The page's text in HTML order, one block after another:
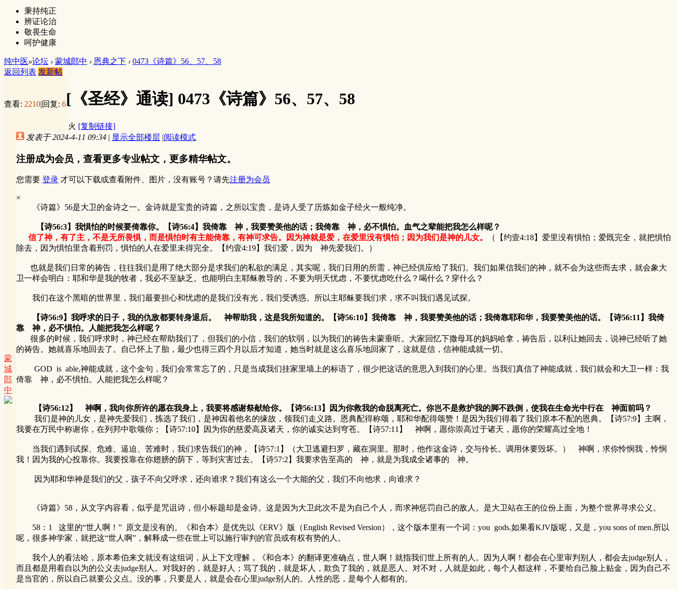
秉持纯正
辨证论治
敬畏生命
呵护健康
纯中医»论坛 › 蒙城郎中 › 恩典之下 › 0473《诗篇》56、57、58
返回列表 发新帖
查看: 2210|回复: 6[《圣经》通读] 0473《诗篇》56、57、58
火 [复制链接]
蒙
城
郎
中
发表于 2024-4-11 09:34 | 显示全部楼层 |阅读模式
注册成为会员，查看更多专业帖文，更多精华帖文。
您需要 登录 才可以下载或查看附件、图片，没有账号？请先注册为会员
×
《诗篇》56是大卫的金诗之一。金诗就是宝贵的诗篇，之所以宝贵，是诗人受了历炼如金子经火一般纯净。
【诗56:3】我惧怕的时候要倚靠你。【诗56:4】我倚靠 神，我要赞美他的话；我倚靠 神，必不惧怕。血气之辈能把我怎么样呢？
信了神，有了主，不是无所畏惧，而是惧怕时有主能倚靠，有神可求告。因为神就是爱，在爱里没有惧怕；因为我们是神的儿女。
（【约壹4:18】爱里没有惧怕；爱既完全，就把惧怕
除去，因为惧怕里含着刑罚，惧怕的人在爱里未得完全。【约壹4:19】我们爱，因为 神先爱我们。）
也就是我们日常的祷告，往往我们是用了绝大部分是求我们的私欲的满足，其实呢，我们日用的所需，神已经供应给了我们。我们如果信我们的神，就不会为这些而去求，就会象大
卫一样会明白：耶和华是我的牧者，我必不至缺乏。也能明白主耶稣教导的，不要为明天忧虑，不要忧虑吃什么？喝什么？穿什么？
我们在这个黑暗的世界里，我们最要担心和忧虑的是我们没有光，我们受诱惑。所以主耶稣要我们求，求不叫我们遇见试探。
【诗56:9】我呼求的日子，我的仇敌都要转身退后。 神帮助我，这是我所知道的。【诗56:10】我倚靠 神，我要赞美他的话；我倚靠耶和华，我要赞美他的话。【诗56:11】我倚
靠 神，必不惧怕。人能把我怎么样呢？
很多的时候，我们呼求时，神已经在帮助我们了，但我们的小信，我们的软弱，以为我们的祷告未蒙垂听。大家回忆下撒母耳的妈妈哈拿，祷告后，以利让她回去，说神已经听了她
的祷告。她就喜乐地回去了。自己怀上了胎，最少也得三四个月以后才知道，她当时就是这么喜乐地回家了，这就是信，信神能成就一切。
GOD is able,神能成就，这个金句，我们会常常忘了的，只是当成我们挂家里墙上的标语了，很少把这话的意思入到我们的心里。当我们真信了神能成就，我们就会和大卫一样：我
倚靠 神，必不惧怕。人能把我怎么样呢？
【诗56:12】 神啊，我向你所许的愿在我身上，我要将感谢祭献给你。【诗56:13】因为你救我的命脱离死亡。你岂不是救护我的脚不跌倒，使我在生命光中行在 神面前吗？
我们是神的儿女，是神先爱我们，拣选了我们，是神因着他名的缘故，领我们走义路。恩典配得称颂，耶和华配得颂赞！是因为我们得着了我们原本不配的恩典。【诗57:9】主啊，
我要在万民中称谢你，在列邦中歌颂你；【诗57:10】因为你的慈爱高及诸天，你的诚实达到穹苍。【诗57:11】 神啊，愿你崇高过于诸天，愿你的荣耀高过全地！
当我们遇到试探、危难、逼迫、苦难时，我们求告我们的神，【诗57:1】（大卫逃避扫罗，藏在洞里。那时，他作这金诗，交与伶长。调用休要毁坏。） 神啊，求你怜悯我，怜悯
我！因为我的心投靠你。我要投靠在你翅膀的荫下，等到灾害过去。【诗57:2】我要求告至高的 神，就是为我成全诸事的 神。
因为耶和华神是我们的父，孩子不向父呼求，还向谁求？我们有这么一个大能的父，我们不向他求，向谁求？
《诗篇》58，从文字内容看，似乎是咒诅诗，但小标题却是金诗。这是因为大卫此次不是为自己个人，而求神惩罚自己的敌人。是大卫站在王的位份上面，为整个世界寻求公义。
58：1 这里的“世人啊！” 原文是没有的。《和合本》是优先以《ERV》版（English Revised Version），这个版本里有一个词：you gods.如果看KJV版呢，又是，you sons of men.所以
呢，很多神学家，就把这“世人啊”，解释成一些在世上可以施行审判的官员或有权有势的人。
我个人的看法哈，原本希伯来文就没有这组词，从上下文理解，《和合本》的翻译更准确点，世人啊！就指我们世上所有的人。因为人啊！都会在心里审判别人，都会去judge别人，
而且都是用着自以为的公义去judge别人。对我好的，就是好人；骂了我的，就是坏人，欺负了我的，就是恶人。对不对，人就是如此，每个人都这样，不要给自己脸上贴金，因为自己不
是当官的，所以自己就要公义点。没的事，只要是人，就是会在心里judge别人的。人性的恶，是每个人都有的。